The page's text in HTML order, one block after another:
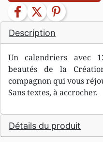
Description
Un calendriers avec
beautés de la
compagnon qui vous
Sans textes, à accrocher.
Détails du produit
facebook twitter pinterest